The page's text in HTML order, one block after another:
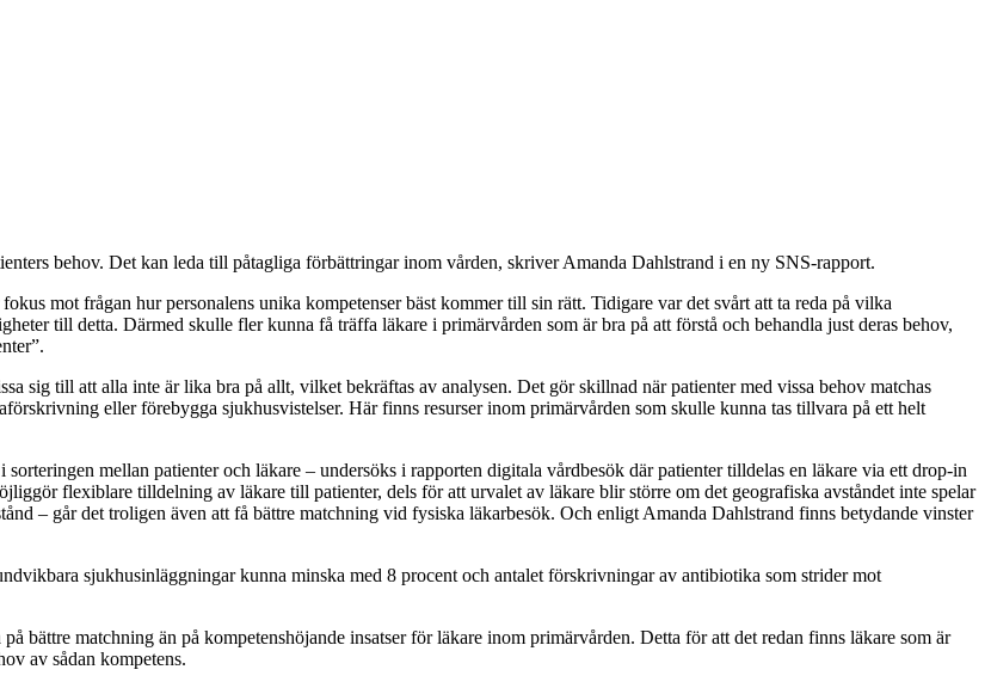
behov. Det kan leda till påtagliga förbättringar inom vården, skriver Amanda Dahlstrand i en ny SNS-rapport.
mot frågan hur personalens unika kompetenser bäst kommer till sin rätt. Tidigare var det svårt att ta reda på vilka
till detta. Därmed skulle fler kunna få träffa läkare i primärvården som är bra på att förstå och behandla just deras behov,
sig till att alla inte är lika bra på allt, vilket bekräftas av analysen. Det gör skillnad när patienter med vissa behov matchas
eller förebygga sjukhusvistelser. Här finns resurser inom primärvården som skulle kunna tas tillvara på ett helt
mellan patienter och läkare – undersöks i rapporten digitala vårdbesök där patienter tilldelas en läkare via ett drop-in
flexiblare tilldelning av läkare till patienter, dels för att urvalet av läkare blir större om det geografiska avståndet inte spelar
– går det troligen även att få bättre matchning vid fysiska läkarbesök. Och enligt Amanda Dahlstrand finns betydande vinster
sjukhusinläggningar kunna minska med 8 procent och antalet förskrivningar av antibiotika som strider mot
bättre matchning än på kompetenshöjande insatser för läkare inom primärvården. Detta för att det redan finns läkare som är
av sådan kompetens.